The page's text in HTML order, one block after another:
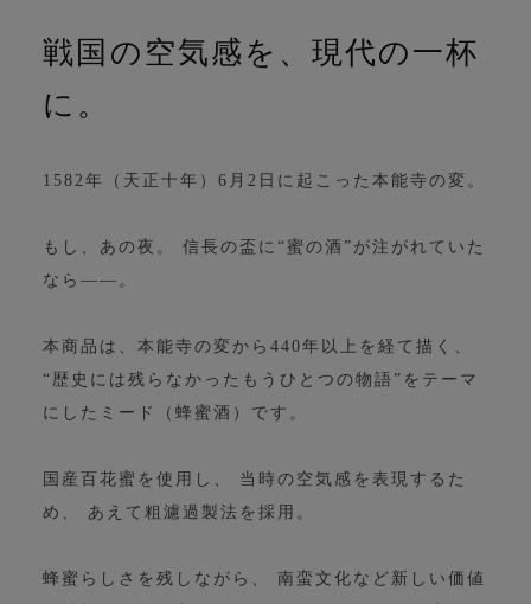
戦国の空気感を、現代の一杯
に。
1582年（天正十年）6月2日に起こった本能寺の変。
もし、あの夜。 信長の盃に“蜜の酒”が注がれていた
なら――。
本商品は、本能寺の変から440年以上を経て描く、
“歴史には残らなかったもうひとつの物語”をテーマ
にしたミード（蜂蜜酒）です。
国産百花蜜を使用し、 当時の空気感を表現するた
め、 あえて粗濾過製法を採用。
蜂蜜らしさを残しながら、 南蛮文化など新しい価値